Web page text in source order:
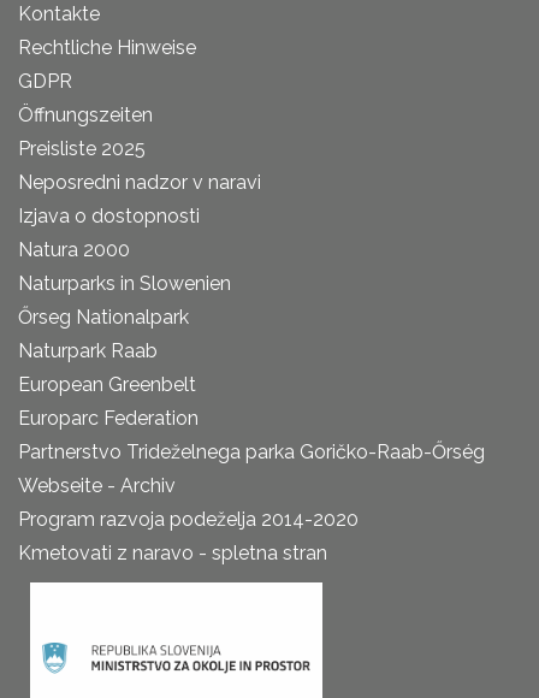
Kontakte
Rechtliche Hinweise
GDPR
Öffnungszeiten
Preisliste 2025
Neposredni nadzor v naravi
Izjava o dostopnosti
Natura 2000
Naturparks in Slowenien
Őrseg Nationalpark
Naturpark Raab
European Greenbelt
Europarc Federation
Partnerstvo Trideželnega parka Goričko-Raab-Őrség
Webseite - Archiv
Program razvoja podeželja 2014-2020
Kmetovati z naravo - spletna stran